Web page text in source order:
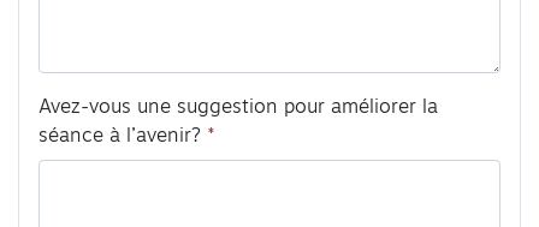
Avez-vous une suggestion pour améliorer la
séance à l’avenir?